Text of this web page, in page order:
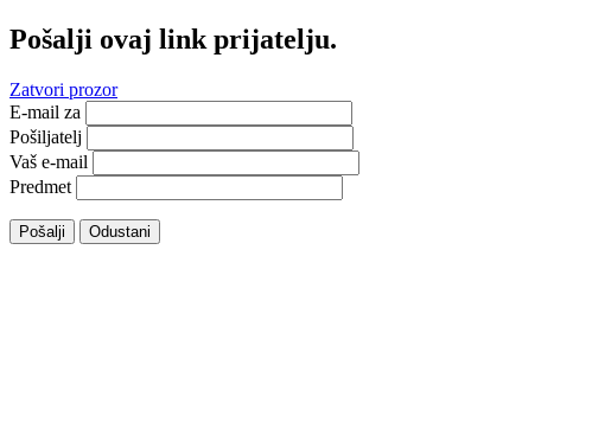
Pošalji ovaj link prijatelju.
Zatvori prozor
E-mail za
Pošiljatelj
Vaš e-mail
Predmet
Pošalji Odustani